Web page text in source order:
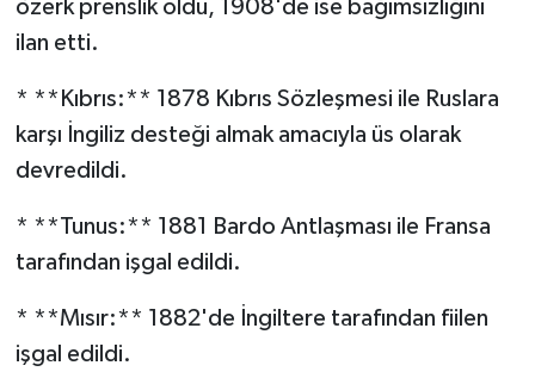
özerk prenslik oldu, 1908'de ise bağımsızlığını
ilan etti.
* **Kıbrıs:** 1878 Kıbrıs Sözleşmesi ile Ruslara
karşı İngiliz desteği almak amacıyla üs olarak
devredildi.
* **Tunus:** 1881 Bardo Antlaşması ile Fransa
tarafından işgal edildi.
* **Mısır:** 1882'de İngiltere tarafından fiilen
işgal edildi.